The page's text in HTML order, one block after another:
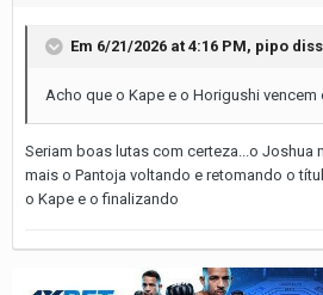
Em 6/21/2026 at 4:16 PM, pipo
Acho que o Kape e o Horigushi vencem
Seriam boas lutas com certeza...o Joshua
mais o Pantoja voltando e retomando o
o Kape e o finalizando